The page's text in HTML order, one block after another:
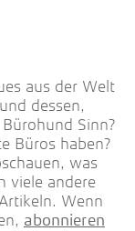
aus der Welt
dessen,
Sinn?
Büros haben?
was
viele andere
Wenn
abonnieren